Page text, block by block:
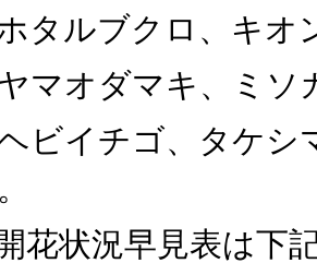
タルブクロ、キオ
マオダマキ、ミソ
ビイチゴ、タケシ
花状況早見表は下